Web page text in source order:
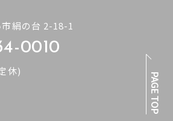
PAGE TOP
絹の台 2-18-1
0010
休)